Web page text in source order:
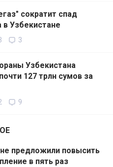
сократит спад
в Узбекистане
3
Узбекистана
127 трлн сумов за
9
предложили повысить
в пять раз